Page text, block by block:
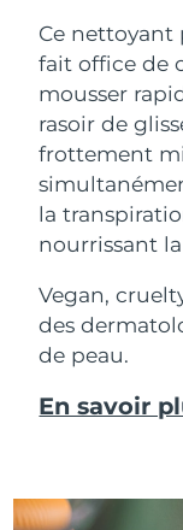
Ce nettoyant
fait office de
mousser
rasoir de
frottement
la
nourrissant
Vegan,
des
de peau.
En savoir